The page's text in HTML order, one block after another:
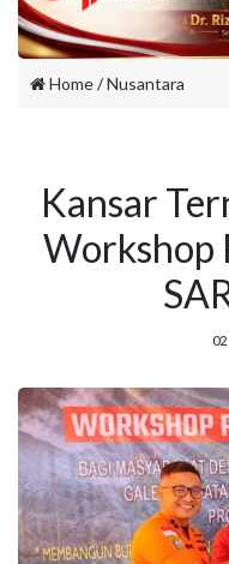
Home/Nusantara
Kansar
Workshop